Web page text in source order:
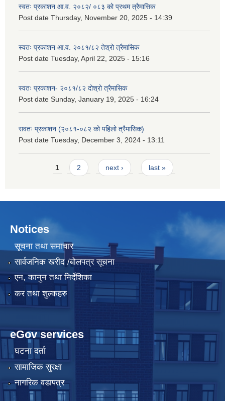
स्वतः प्रकाशन आ.व. २०८२/ ०८३ को प्रथम त्रैमासिक
Post date Thursday, November 20, 2025 - 14:39
स्वतः प्रकाशन आ.व. २०८१/८२ तेश्रो त्रैमासिक
Post date Tuesday, April 22, 2025 - 15:16
स्वतः प्रकाशन- २०८१/८२ दोश्रो त्रैमासिक
Post date Sunday, January 19, 2025 - 16:24
सवतः प्रकाशन (२०८१-०८२ को पहिलो त्रैमासिक)
Post date Tuesday, December 3, 2024 - 13:11
Pages1 2 next › last »
Notices
सूचना तथा समाचार
सार्वजनिक खरीद /बोलपत्र सूचना
एन, कानुन तथा निर्देशिका
कर तथा शुल्कहरु
eGov services
घटना दर्ता
सामाजिक सुरक्षा
नागरिक वडापत्र